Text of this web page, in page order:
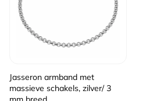
Jasseron armband met
massieve schakels, zilver/ 3